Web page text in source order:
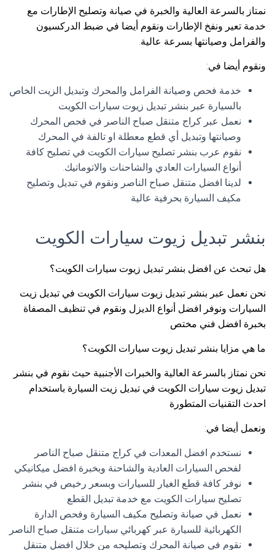
نمتاز بالسرعة العالية والخبرة في صيانة وتصليح الإطارات مع
خدمة تعير ونفخ الإطارات ونقوم أيضا في ضبط الدركسيون
والفرامل وصيانتها بسرعة عالية.
ونقوم أيضا في:
خدمة فحص وصيانة الفرامل والمحرك وتبديل الزيت الخاص
بالسيارة عبر بنشر تبديل زيوت سيارات الكويت
نعمل عبر كراج متنقل صباح الناصر في فحص المحرك
وصيانتها وتبديل أي قطع معطلة او تالفة في المحرك
نقوم عرب بنشر تصليح سيارات الكويت في تصليح كافة
أنواع السيارات العادي والشاحنات والاتوماتيك.
لدينا افضل متنقل صباح الناصر ونقوم في تبديل وتصليح
مكيف السيارة بحرفية عالية
بنشر تبديل زيوت سيارات الكويت
هل تبحث عن افضل بنشر تبديل زيوت سيارات الكويت؟
نحن نعمل عبر بنشر تبديل زيوت سيارات الكويت في تبديل زيت
السيارات ونوفر افضل أنواع الديزل ونقوم في تنظيف المصفاة
بخبرة افضل فني مختص
ما هي مزايا بنشر تبديل زيوت سيارات الكويت؟
نحن نمتاز بالسرعة العالية والخبرات الأجنبية حيث نقوم في بنشر
تبديل زيوت سيارات الكويت في تبديل زيت السيارة باستخدام
احدث التقنيات المتطورة
ونعمل أيضا في:
نستخدم افضل المعدات في كراج متنقل صباح الناصر
لفحص السيارات العادية والشاحنة وبخبرة افضل ميكانيكي
نوفر كافة قطع الغيار للسيارات وبسعر رخيص في بنشر
تصليح سيارات الكويت مع خدمة تبديل القطع
نعمل في صيانة وتصليح مكيف السيارة وفحص الدارة
الكهربائية للسيارة عبر كهربائي سيارات متنقل صباح الناصر
نقوم في صيانة المحرك وتصليحه من خلال افضل متنقل